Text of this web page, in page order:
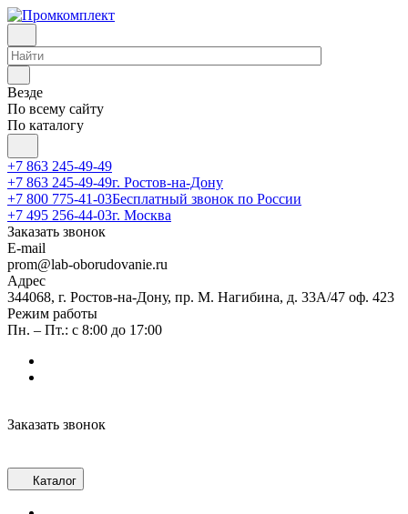
Везде
По всему сайту
По каталогу
+7 863 245-49-49
+7 863 245-49-49г. Ростов-на-Дону
+7 800 775-41-03Бесплатный звонок по России
+7 495 256-44-03г. Москва
Заказать звонок
E-mail
prom@lab-oborudovanie.ru
Адрес
344068, г. Ростов-на-Дону, пр. М. Нагибина, д. 33А/47 оф. 423
Режим работы
Пн. – Пт.: с 8:00 до 17:00
Заказать звонок
Каталог